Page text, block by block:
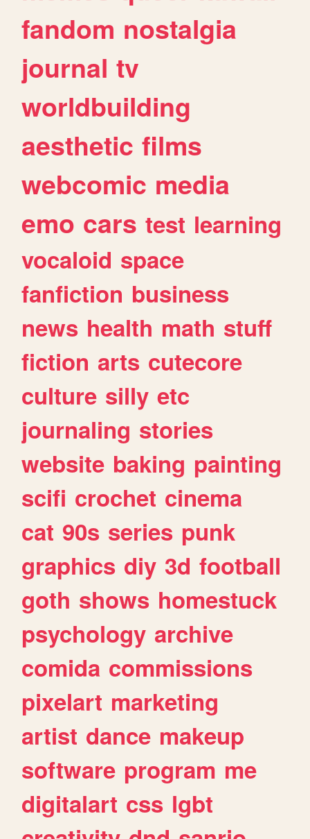
fandom nostalgia
journal tv
worldbuilding
aesthetic films
webcomic media
emo cars test learning
vocaloid space
fanfiction business
news health math stuff
fiction arts cutecore
culture silly etc
journaling stories
website baking painting
scifi crochet cinema
cat 90s series punk
graphics diy 3d football
goth shows homestuck
psychology archive
comida commissions
pixelart marketing
artist dance makeup
software program me
digitalart css lgbt